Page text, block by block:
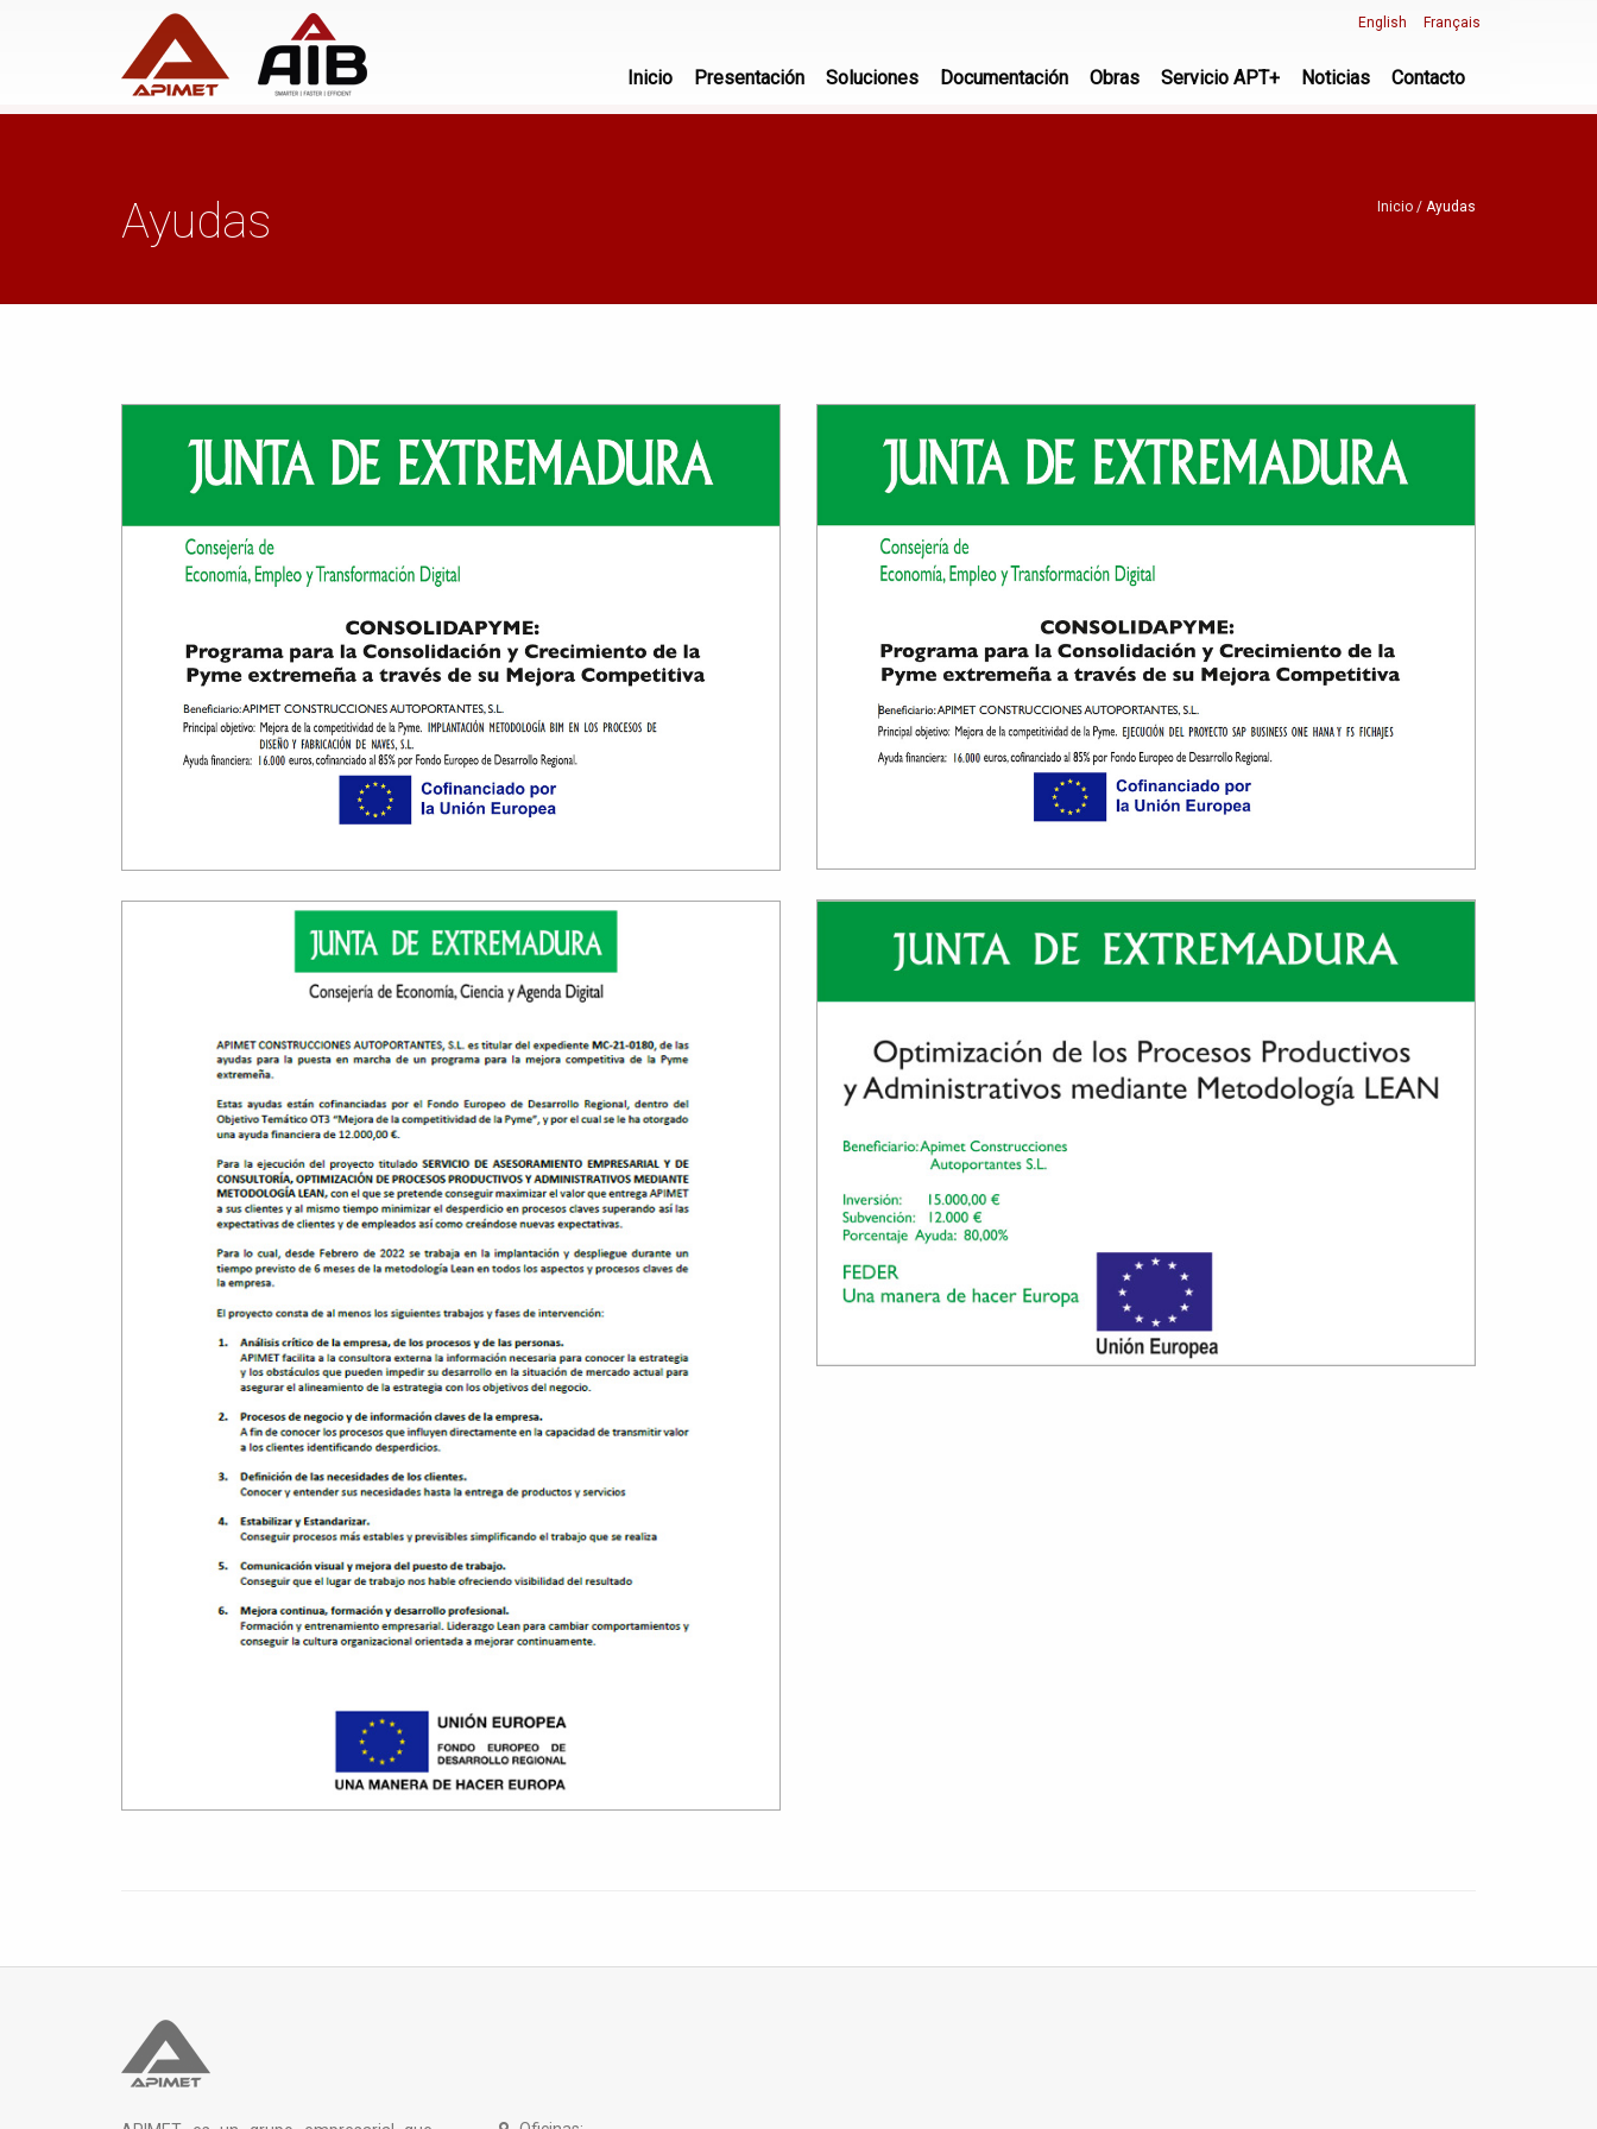
English Français
Inicio Presentación Soluciones Documentación Obras Servicio APT+ Noticias Contacto
Ayudas Inicio Ayudas